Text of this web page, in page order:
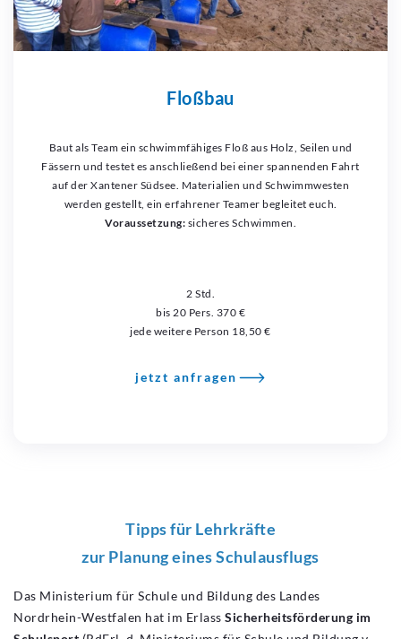
Floßbau
Baut als Team ein schwimmfähiges Floß aus Holz, Seilen und
Fässern und testet es anschließend bei einer spannenden Fahrt
auf der Xantener Südsee. Materialien und Schwimmwesten
werden gestellt, ein erfahrener Teamer begleitet euch.
Voraussetzung: sicheres Schwimmen.
2 Std.
bis 20 Pers. 370 €
jede weitere Person 18,50 €
jetzt anfragen
Tipps für Lehrkräfte
zur Planung eines Schulausflugs
Das Ministerium für Schule und Bildung des Landes
Nordrhein-Westfalen hat im Erlass Sicherheitsförderung im